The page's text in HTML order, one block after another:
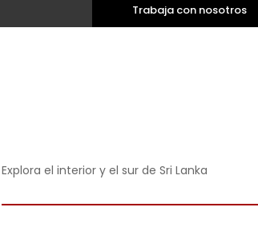
Trabaja con nosotros
Explora el interior y el sur de Sri Lanka